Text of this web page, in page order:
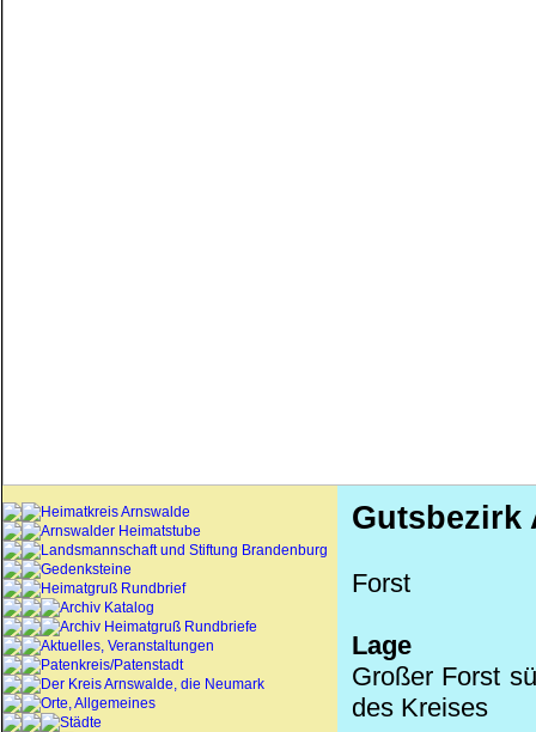
Heimatkreis Arnswalde
Arnswalder Heimatstube
Landsmannschaft und Stiftung Brandenburg
Gedenksteine
Heimatgruß Rundbrief
Archiv Katalog
Archiv Heimatgruß Rundbriefe
Aktuelles, Veranstaltungen
Patenkreis/Patenstadt
Der Kreis Arnswalde, die Neumark
Orte, Allgemeines
Städte
Gutsbezirk
Forst
Lage
Großer Forst
des Kreises